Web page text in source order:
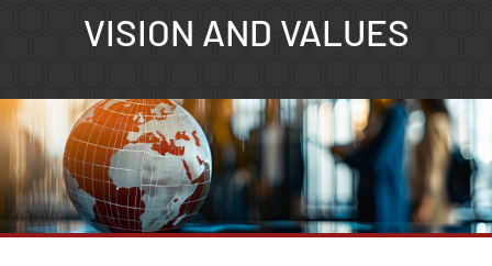
Unternehmen
Anwendungen
Produkte
VISION AND VALUES